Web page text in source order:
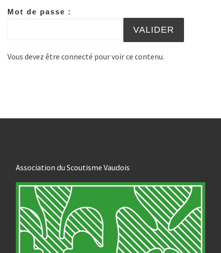
Mot de passe :
Vous devez être connecté pour voir ce contenu.
Association du Scoutisme Vaudois